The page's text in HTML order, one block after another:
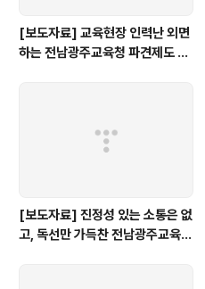
[보도자료] 교육현장 인력난 외면
하는 전남광주교육청 파견제도 재
[보도자료] 진정성 있는 소통은 없
고, 독선만 가득찬 전남광주교육감